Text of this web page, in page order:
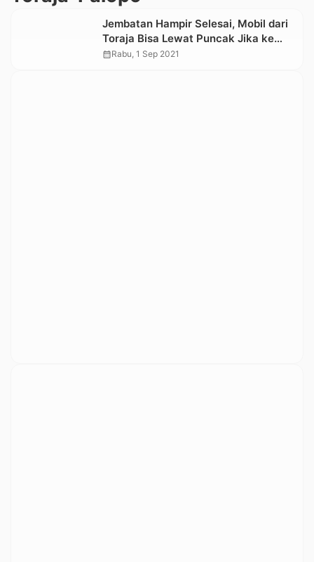
Jembatan Hampir Selesai, Mobil dari
Toraja Bisa Lewat Puncak Jika ke
Palopo
calendar_monthRabu, 1 Sep 2021